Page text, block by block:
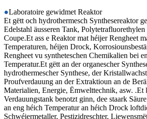
●Laboratoire gewidmet Reaktor
Et gëtt och hydrothermesch Synthesereaktor
Edelstahl äusseren Tank,
Coupe.Et ass e Reaktor mat héijer Rengheet
Temperaturen, héijen Drock,
Rengheet vu syntheteschen Chemikalien bei
Temperatur.Et gëtt an der organescher
hydrothermescher Synthese, der
Proufverdauung an der Extraktioun an de
Materialien, Energie, Ëmwelttechnik, asw. .Et
Verdauungstank benotzt ginn, dee staark
an eng héich Temperatur an héich Drock
Schwéiermetaller, Pestizidreschter,